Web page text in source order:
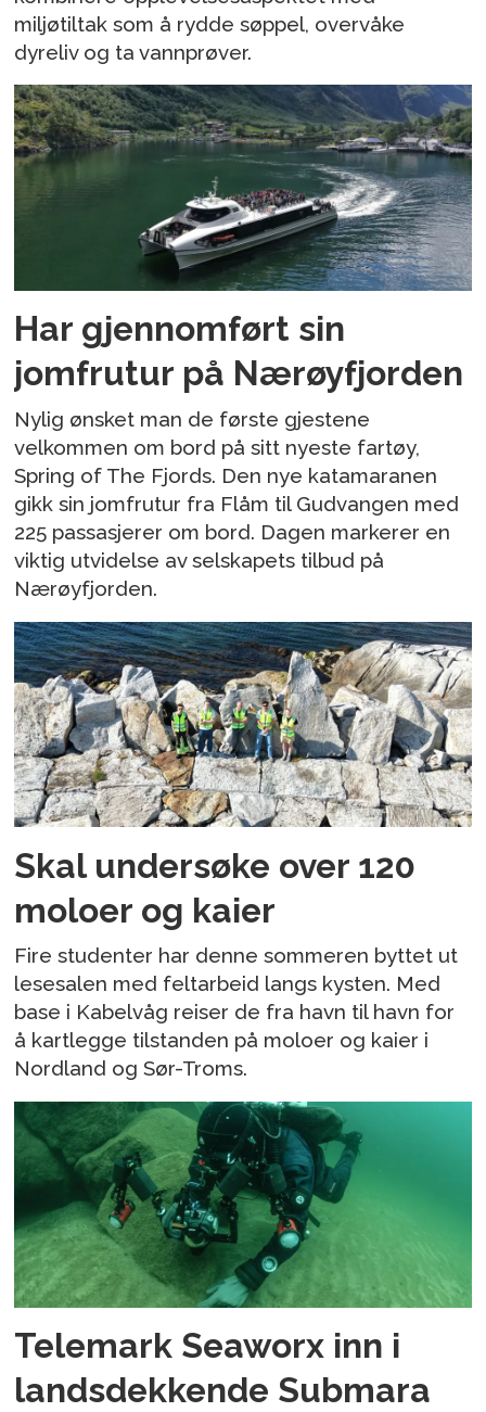
miljøtiltak som å rydde søppel, overvåke
dyreliv og ta vannprøver.
Har gjennomført sin
jomfrutur på Nærøyfjorden
Nylig ønsket man de første gjestene
velkommen om bord på sitt nyeste fartøy,
Spring of The Fjords. Den nye katamaranen
gikk sin jomfrutur fra Flåm til Gudvangen med
225 passasjerer om bord. Dagen markerer en
viktig utvidelse av selskapets tilbud på
Nærøyfjorden.
Skal undersøke over 120
moloer og kaier
Fire studenter har denne sommeren byttet ut
lesesalen med feltarbeid langs kysten. Med
base i Kabelvåg reiser de fra havn til havn for
å kartlegge tilstanden på moloer og kaier i
Nordland og Sør-Troms.
Telemark Seaworx inn i
landsdekkende Submara